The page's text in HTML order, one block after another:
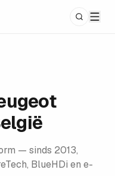
— sinds 2013,
BlueHDi en e-